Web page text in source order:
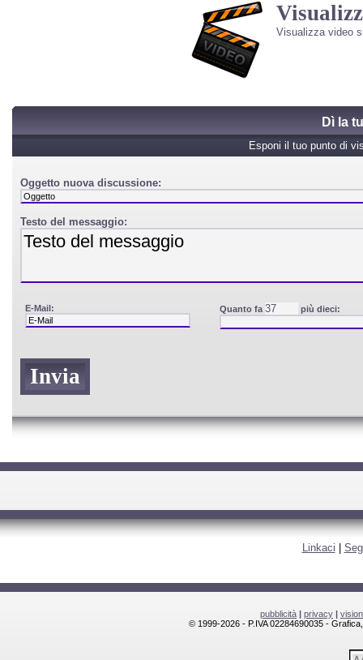
Visualizza video
Dì la
Esponi il tuo punto di
Oggetto nuova discussione:
Testo del messaggio:
E-Mail: Quanto fa più dieci:
Linkaci
pubblicità | privacy |
© 1999-2026 - P.IVA 02284690035 -